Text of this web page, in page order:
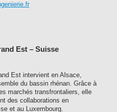
Est – Suisse
Est intervient en Alsace,
du bassin rhénan. Grâce à
marchés transfrontaliers, elle
des collaborations en
et au Luxembourg.